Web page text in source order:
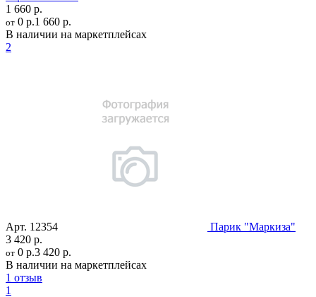
1 660 р.
от 0 р.1 660 р.
В наличии на маркетплейсах
2
Арт. 12354
Парик "Маркиза"
3 420 р.
от 0 р.3 420 р.
В наличии на маркетплейсах
1 отзыв
1